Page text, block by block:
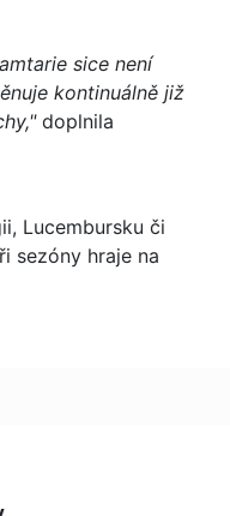
sice není
kontinuálně již
doplnila
Lucembursku či
sezóny hraje na